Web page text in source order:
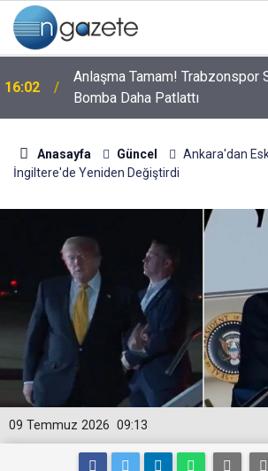
16:02
Anlaşma Tamam! Trabzonspor
Bomba Daha Patlattı
Anasayfa Güncel
Ankara'dan
İngiltere'de Yeniden Değiştirdi
09:13
09 Temmuz 2026